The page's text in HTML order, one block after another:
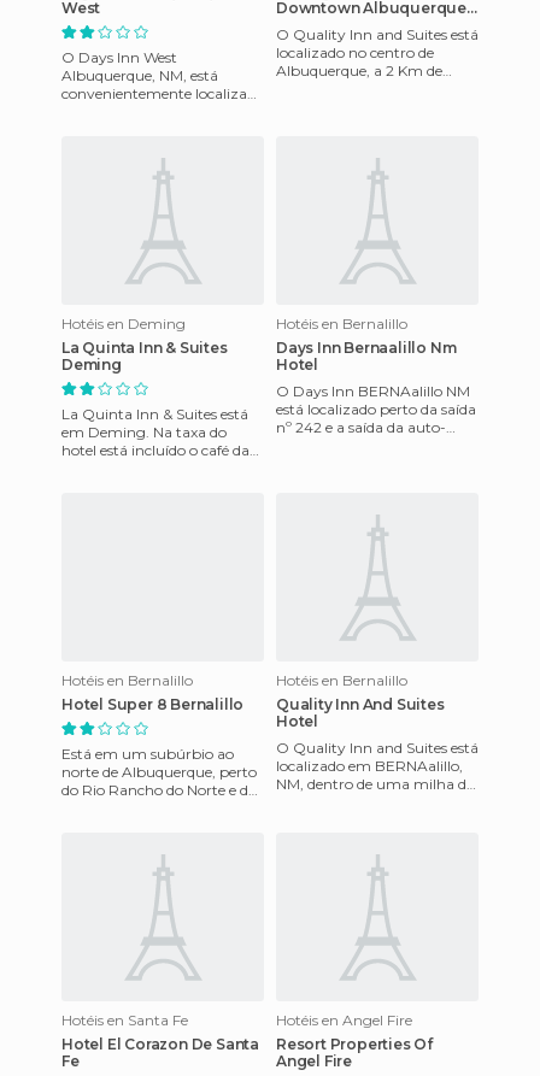
West
O Days Inn West
Albuquerque, NM, está
convenientemente localizado
Downtown Albuquerque
O Quality Inn and Suites está
localizado no centro de
Albuquerque, a 2 Km de
Hotéis en Deming
La Quinta Inn & Suites
Deming
La Quinta Inn & Suites está
em Deming. Na taxa do
hotel está incluído o café da
Hotéis en Bernalillo
Days Inn Bernaalillo Nm
Hotel
O Days Inn BERNAalillo NM
está localizado perto da saída
nº 242 e a saída da auto-
Hotéis en Bernalillo
Hotel Super 8 Bernalillo
Está em um subúrbio ao
norte de Albuquerque, perto
do Rio Rancho do Norte e do
Hotéis en Bernalillo
Quality Inn And Suites
Hotel
O Quality Inn and Suites está
localizado em BERNAalillo,
NM, dentro de uma milha do
Hotéis en Santa Fe
Hotel El Corazon De Santa
Fe
Hotéis en Angel Fire
Resort Properties Of
Angel Fire